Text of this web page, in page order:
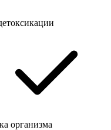
организма